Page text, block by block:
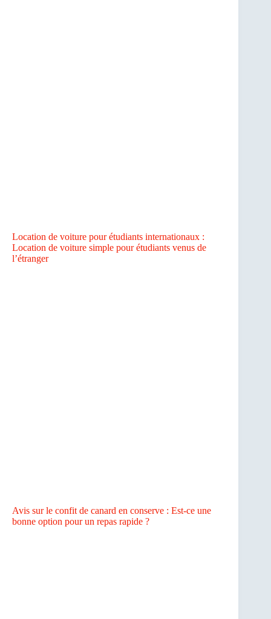
Location de voiture pour étudiants internationaux :
Location de voiture simple pour étudiants venus de
l’étranger
Avis sur le confit de canard en conserve : Est-ce une
bonne option pour un repas rapide ?